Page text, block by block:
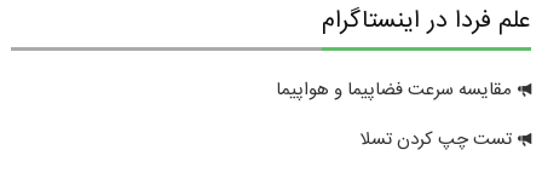
علم فردا در اینستاگرام
مقایسه سرعت فضاپیما و هواپیما
تست چپ کردن تسلا